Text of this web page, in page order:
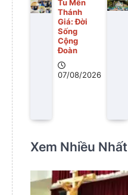
Tu Mến
Thánh
Giá: Đời
Sống
Cộng
Đoàn
07/08/2026
Xem Nhiều Nhất